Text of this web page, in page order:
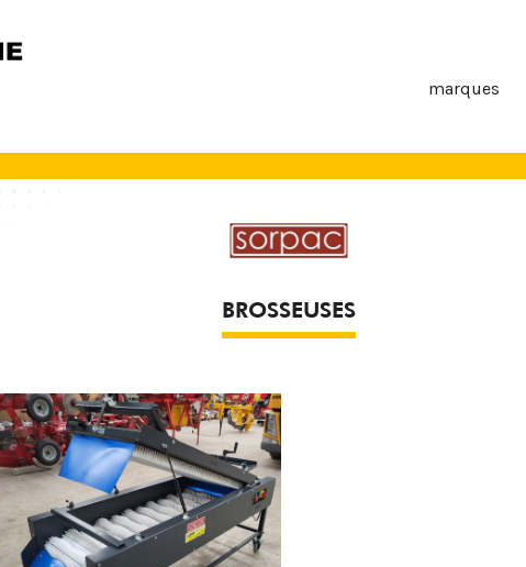
marques
BROSSEUSES